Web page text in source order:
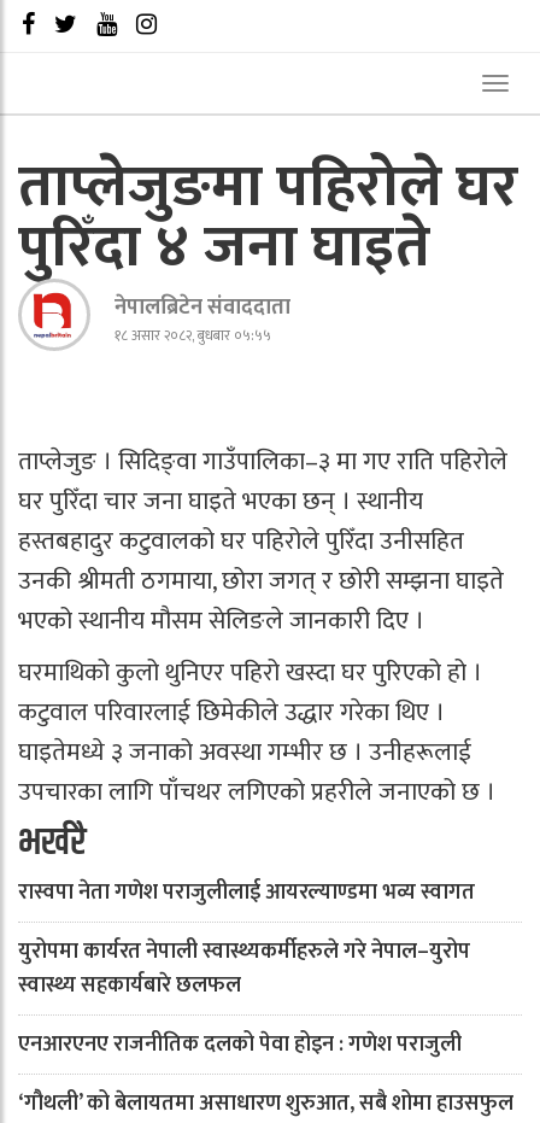
ताप्लेजुङमा पहिरोले घर
पुरिँदा ४ जना घाइते
नेपालब्रिटेन संवाददाता
१८ असार २०८२, बुधबार ०५:५५
ताप्लेजुङ । सिदिङ्वा गाउँपालिका–३ मा गए राति पहिरोले
घर पुरिँदा चार जना घाइते भएका छन् । स्थानीय
हस्तबहादुर कटुवालको घर पहिरोले पुरिँदा उनीसहित
उनकी श्रीमती ठगमाया, छोरा जगत् र छोरी सम्झना घाइते
भएको स्थानीय मौसम सेलिङले जानकारी दिए ।
घरमाथिको कुलो थुनिएर पहिरो खस्दा घर पुरिएको हो ।
कटुवाल परिवारलाई छिमेकीले उद्धार गरेका थिए ।
घाइतेमध्ये ३ जनाको अवस्था गम्भीर छ । उनीहरूलाई
उपचारका लागि पाँचथर लगिएको प्रहरीले जनाएको छ ।
भर्खरै
रास्वपा नेता गणेश पराजुलीलाई आयरल्याण्डमा भव्य स्वागत
युरोपमा कार्यरत नेपाली स्वास्थ्यकर्मीहरुले गरे नेपाल–युरोप
स्वास्थ्य सहकार्यबारे छलफल
एनआरएनए राजनीतिक दलको पेवा होइन : गणेश पराजुली
‘गौथली’ को बेलायतमा असाधारण शुरुआत, सबै शोमा हाउसफुल